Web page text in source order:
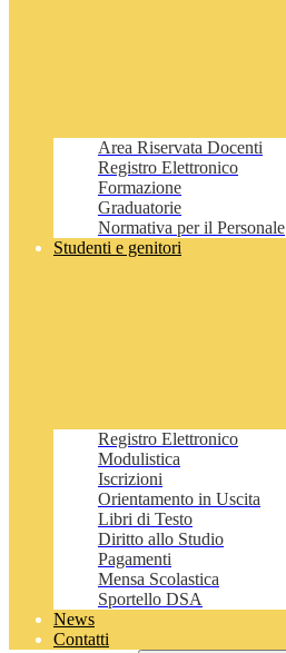
Area Riservata Docenti
Registro Elettronico
Formazione
Graduatorie
Normativa per il Personale
Studenti e genitori
Registro Elettronico
Modulistica
Iscrizioni
Orientamento in Uscita
Libri di Testo
Diritto allo Studio
Pagamenti
Mensa Scolastica
Sportello DSA
News
Contatti